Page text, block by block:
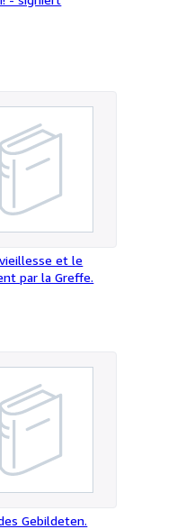
et le
par la Greffe.
Gebildeten.